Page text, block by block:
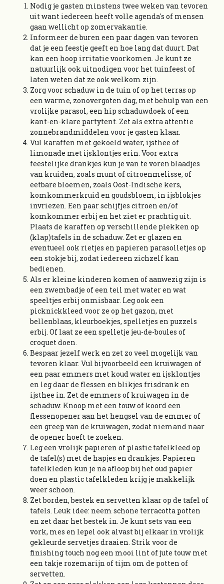
Nodig je gasten minstens twee weken van tevoren
uit want iedereen heeft volle agenda's of mensen
gaan wellicht op zomervakantie.
Informeer de buren een paar dagen van tevoren
dat je een feestje geeft en hoe lang dat duurt. Dat
kan een hoop irritatie voorkomen. Je kunt ze
natuurlijk ook uitnodigen voor het tuinfeest of
laten weten dat ze ook welkom zijn.
Zorg voor schaduw in de tuin of op het terras op
een warme, zonovergoten dag, met behulp van een
vrolijke parasol, een hip schaduwdoek of een
kant-en-klare partytent. Zet als extra attentie
zonnebrandmiddelen voor je gasten klaar.
Vul karaffen met gekoeld water, ijsthee of
limonade met ijsklontjes erin. Voor extra
feestelijke drankjes kun je van te voren blaadjes
van kruiden, zoals munt of citroenmelisse, of
eetbare bloemen, zoals Oost-Indische kers,
komkommerkruid en goudsbloem, in ijsblokjes
invriezen. Een paar schijfjes citroen en/of
komkommer erbij en het ziet er prachtig uit.
Plaats de karaffen op verschillende plekken op
(klap)tafels in de schaduw. Zet er glazen en
eventueel ook rietjes en papieren parasolletjes op
een stokje bij, zodat iedereen zichzelf kan
bedienen.
Als er kleine kinderen komen of aanwezig zijn is
een zwembadje of een teil met water en wat
speeltjes erbij onmisbaar. Leg ook een
picknickkleed voor ze op het gazon, met
bellenblaas, kleurboekjes, spelletjes en puzzels
erbij. Of laat ze een spelletje jeu-de-boules of
croquet doen.
Bespaar jezelf werk en zet zo veel mogelijk van
tevoren klaar. Vul bijvoorbeeld een kruiwagen of
een paar emmers met koud water en ijsklontjes
en leg daar de flessen en blikjes frisdrank en
ijsthee in. Zet de emmers of kruiwagen in de
schaduw. Knoop met een touw of koord een
flessenopener aan het hengsel van de emmer of
een greep van de kruiwagen, zodat niemand naar
de opener hoeft te zoeken.
Leg een vrolijk papieren of plastic tafelkleed op
de tafel(s) met de hapjes en drankjes. Papieren
tafelkleden kun je na afloop bij het oud papier
doen en plastic tafelkleden krijg je makkelijk
weer schoon.
Zet borden, bestek en servetten klaar op de tafel of
tafels. Leuk idee: neem schone terracotta potten
en zet daar het bestek in. Je kunt sets van een
vork, mes en lepel ook alvast bij elkaar in vrolijk
gekleurde servetjes draaien. Strik voor de
finishing touch nog een mooi lint of jute touw met
een takje rozemarijn of tijm om de potten of
servetten.